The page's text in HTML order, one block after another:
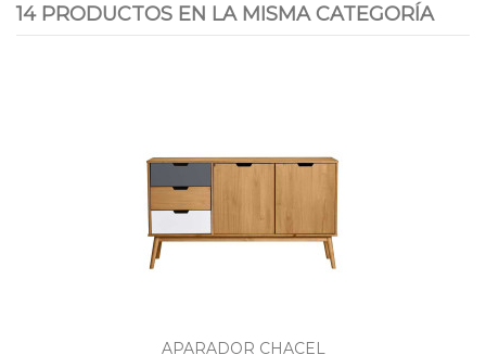
14 PRODUCTOS EN LA MISMA CATEGORÍA
APARADOR CHACEL